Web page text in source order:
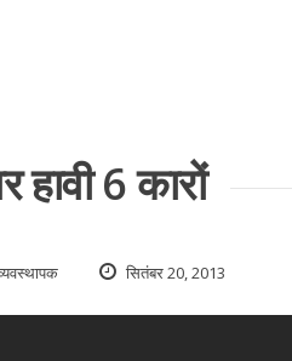
6 कारों
सितंबर 20, 2013